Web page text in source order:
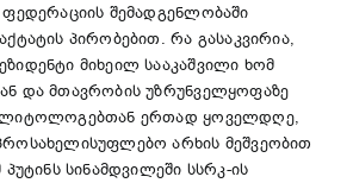
შემადგენლობაში
პირობებით. რა გასაკვირია,
მიხეილ სააკაშვილი ხომ
და მთავრობის უზრუნველყოფაზე
ერთად ყოველდღე,
არხის მეშვეობით
სინამდვილეში სსრკ-ის